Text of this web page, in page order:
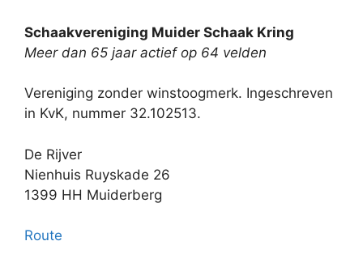
Schaakvereniging Muider Schaak Kring
Meer dan 65 jaar actief op 64 velden
Vereniging zonder winstoogmerk. Ingeschreven
in KvK, nummer 32.102513.
De Rijver
Nienhuis Ruyskade 26
1399 HH Muiderberg
Route